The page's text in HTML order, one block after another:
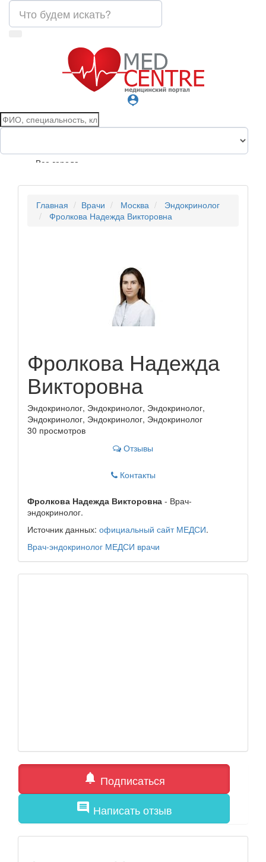
person_pin
Все города
Главная Врачи Москва
Эндокринолог
Фролкова Надежда Викторовна
Фролкова Надежда
Викторовна
Эндокринолог, Эндокринолог, Эндокринолог,
Эндокринолог, Эндокринолог, Эндокринолог
30 просмотров
Отзывы
Контакты
Фролкова Надежда Викторовна - Врач-
эндокринолог.
Источник данных: официальный сайт МЕДСИ.
Врач-эндокринолог МЕДСИ врачи
notifications Подписаться
comment Написать отзыв